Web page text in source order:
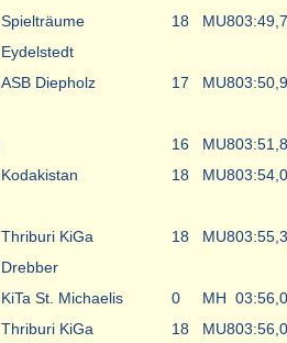
Spielträume
Eydelstedt
18 MU803:49,7
ASB Diepholz 17 MU803:50,9
16 MU803:51,8
Kodakistan 18 MU803:54,0
Thriburi KiGa
Drebber
18 MU803:55,3
KiTa St. Michaelis 0 MH 03:56,0
Thriburi KiGa
18 MU803:56,0